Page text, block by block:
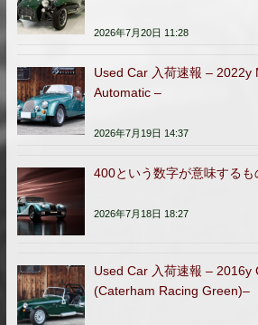
2026年7月20日 11:28
Used Car 入荷速報 – 2022y
Automatic –
2026年7月19日 14:37
400という数字が意味するも
2026年7月18日 18:27
Used Car 入荷速報 – 2016y
(Caterham Racing Green)–